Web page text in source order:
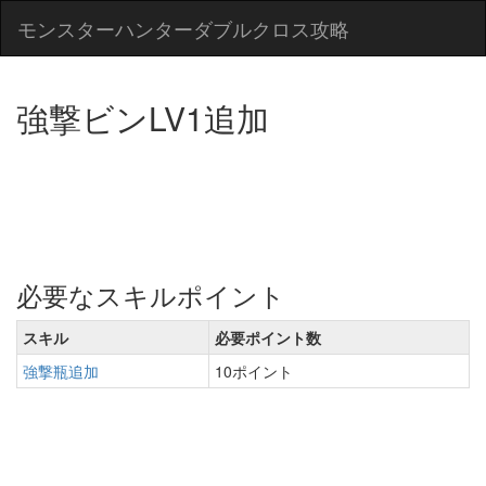
モンスターハンターダブルクロス攻略
強撃ビンLV1追加
必要なスキルポイント
スキル
必要ポイント数
強撃瓶追加
10ポイント